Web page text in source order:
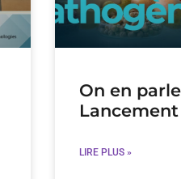
On en
LIRE PLUS »